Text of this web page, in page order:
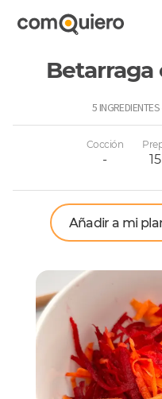
Betarraga
5
Cocción
-
Añadir a mi